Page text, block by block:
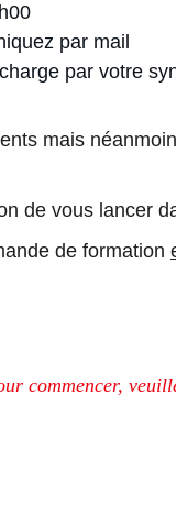
par mail
par votre
mais
de vous lancer
de formation
commencer,